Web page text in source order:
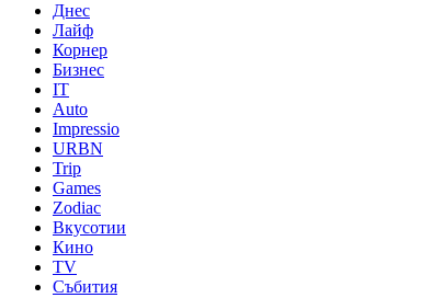
Днес
Лайф
Корнер
Бизнес
IT
Auto
Impressio
URBN
Trip
Games
Zodiac
Вкусотии
Кино
TV
Събития